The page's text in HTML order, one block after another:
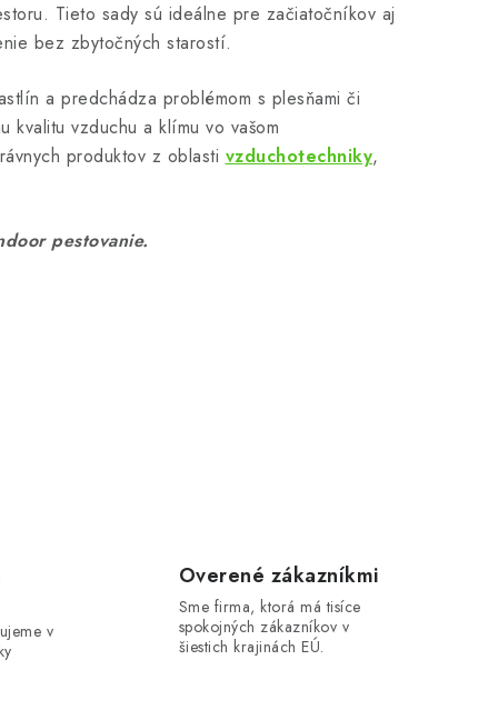
Tieto sady sú ideálne pre začiatočníkov aj
bez zbytočných starostí.
a predchádza problémom s plesňami či
kvalitu vzduchu a klímu vo vašom
produktov z oblasti vzduchotechniky,
pestovanie.
v
Overené zákazníkmi
Sme firma, ktorá má tisíce
spokojných zákazníkov v
šiestich krajinách EÚ.